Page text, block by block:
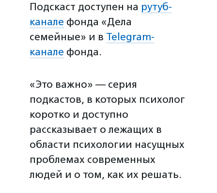
Подскаст доступен на рутуб-
канале фонда «Дела
семейные» и в Telegram-
канале фонда.
«Это важно» — серия
подкастов, в которых психолог
коротко и доступно
рассказывает о лежащих в
области психологии насущных
проблемах современных
людей и о том, как их решать.